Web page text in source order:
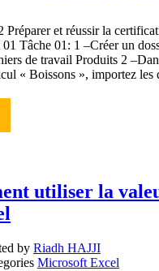
Préparer et réussir la
Tâche 01: 1 –Créer un
de travail Produits 2
« Boissons », importez
utiliser la
by Riadh HAJJI
Microsoft Excel